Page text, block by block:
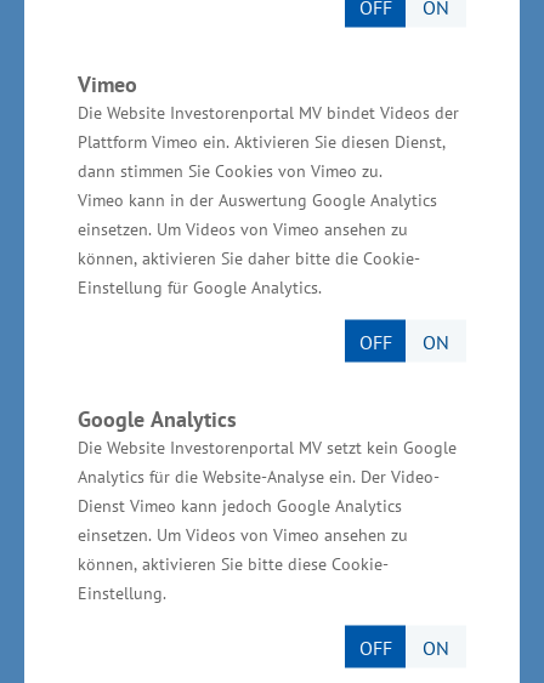
OFF ON
Vimeo
Die Website Investorenportal MV bindet Videos der
Plattform Vimeo ein. Aktivieren Sie diesen Dienst,
dann stimmen Sie Cookies von Vimeo zu.
Vimeo kann in der Auswertung Google Analytics
einsetzen. Um Videos von Vimeo ansehen zu
können, aktivieren Sie daher bitte die Cookie-
Einstellung für Google Analytics.
OFF ON
Google Analytics
Die Website Investorenportal MV setzt kein Google
Analytics für die Website-Analyse ein. Der Video-
Dienst Vimeo kann jedoch Google Analytics
einsetzen. Um Videos von Vimeo ansehen zu
können, aktivieren Sie bitte diese Cookie-
Einstellung.
OFF ON
bekanntlich mehr als die einzelnen Teile.
Insofern sollen sich die Partner im MV-Cruise-
Net gegenseitig befruchten, ihr Know-how
einfließen lassen und vor allem den Blick auf
das Thema Nachhaltigkeit und die großen
aktuellen Herausforderungen schärfen. Die
Kreuzschifffahrt mit ihren Verzweigungen hat
sich zu einem Teil der touristischen Portfolios in
Mecklenburg-Vorpommern entwickelt. Vorbild
für das neue Netzwerk ist Hamburg, wo es
bereits ein ähnliches Projekt gibt, bei dem es
gelingt, in der Gemeinschaft mehr zu erreichen.
Das können wir in Mecklenburg-Vorpommern
auch.“
Als dritter Gründungspartner des Netzwerkes
sagte Dr. Gernot Tesch, Geschäftsführer der